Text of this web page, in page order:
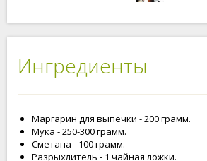
Ингредиенты
Маргарин для выпечки - 200 грамм.
Мука - 250-300 грамм.
Сметана - 100 грамм.
Разрыхлитель - 1 чайная ложки.